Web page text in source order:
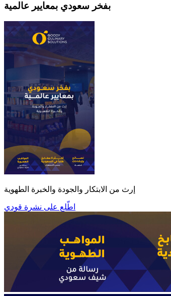
بفخر سعودي بمعايير عالمية
إرث من الابتكار والجودة والخبرة الطهوية
اطّلع على نشرة قودي